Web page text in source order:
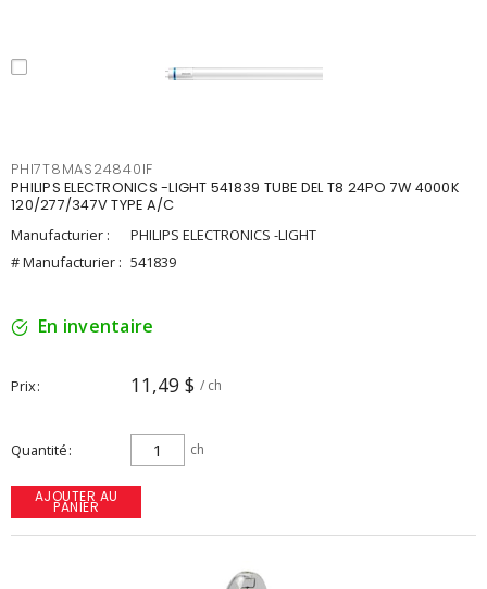
PHI7T8MAS24840IF
PHILIPS ELECTRONICS -LIGHT 541839 TUBE DEL T8 24PO 7W 4000K
120/277/347V TYPE A/C
Manufacturier :
PHILIPS ELECTRONICS -LIGHT
# Manufacturier : 541839
En inventaire
Prix 11,49 $ / ch
Quantité ch
AJOUTER AU
PANIER